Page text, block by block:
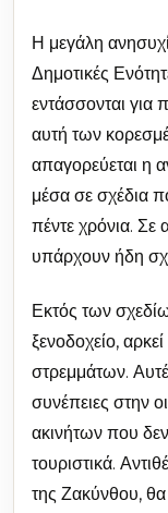
Η μεγάλη
Δημοτικές
εντάσσονται για
αυτή των
απαγορεύεται η
μέσα σε σχέδια
πέντε χρόνια. Σε
υπάρχουν ήδη
Εκτός των
ξενοδοχείο,
στρεμμάτων.
συνέπειες στην
ακινήτων που
τουριστικά.
της Ζακύνθου,